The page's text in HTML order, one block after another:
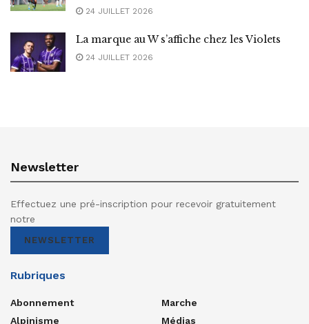
24 JUILLET 2026
La marque au W s’affiche chez les Violets
24 JUILLET 2026
Newsletter
Effectuez une pré-inscription pour recevoir gratuitement
notre
NEWSLETTER
Rubriques
Abonnement
Alpinisme
Marche
Médias